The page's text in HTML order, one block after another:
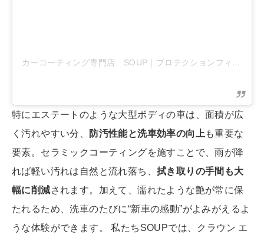
カーコーティング専門店 SOUP｜プロテクションフィルム専門店
特にエステートのような大型ボディの車は、面積が広
く汚れやすい分、
防汚性能と洗車効率の向上 も重要な
要素。セラミックコーティングを施すことで、雨が降
れば軽い汚れは自然と流れ落ち、 拭き取りの手間も大
幅に削減されます。加えて、濡れたような艶が常に保
たれるため、洗車のたびに“新車の感動”がよみがえるよ
うな体験ができます。 私たちSOUPでは、クラウン エ